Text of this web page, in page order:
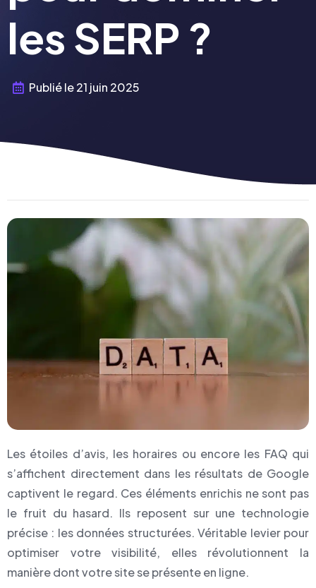
les SERP ?
Publié le21 juin 2025
Les étoiles d’avis, les horaires ou encore les FAQ qui
s’affichent directement dans les résultats de Google
captivent le regard. Ces éléments enrichis ne sont pas
le fruit du hasard. Ils reposent sur une technologie
précise : les données structurées. Véritable levier pour
optimiser votre visibilité, elles révolutionnent la
manière dont votre site se présente en ligne.